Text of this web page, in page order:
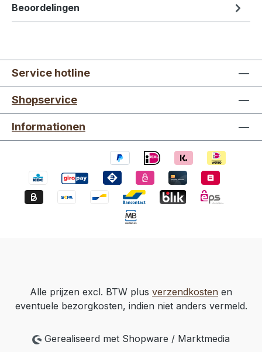
Beoordelingen
Service hotline
Shopservice
Informationen
Alle prijzen excl. BTW plus verzendkosten en
eventuele bezorgkosten, indien niet anders vermeld.
Gerealiseerd met Shopware / Marktmedia